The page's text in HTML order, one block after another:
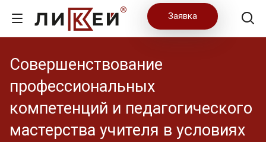
Заявка
Совершенствование
профессиональных
компетенций и педагогического
мастерства учителя в условиях